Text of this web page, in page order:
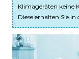
Klimageräten keine
Diese erhalten Sie in